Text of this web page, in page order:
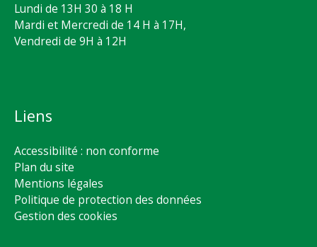
Lundi de 13H 30 à 18 H
Mardi et Mercredi de 14 H à 17H,
Vendredi de 9H à 12H
Liens
Accessibilité : non conforme
Plan du site
Mentions légales
Politique de protection des données
Gestion des cookies